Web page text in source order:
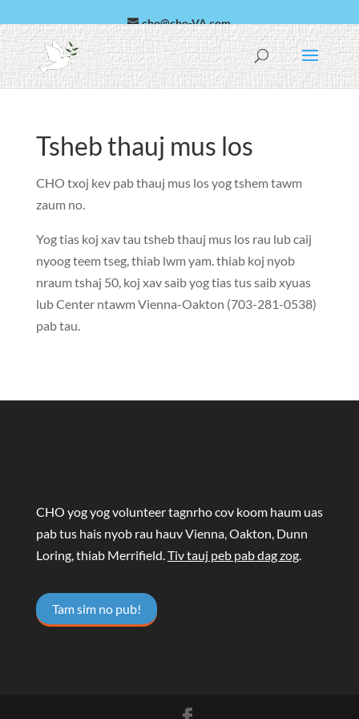
cho@cho-VA.com
العربية
Español
Tsheb thauj mus los
CHO txoj kev pab thauj mus los yog tshem tawm
zaum no.
Yog tias koj xav tau tsheb thauj mus los rau lub caij
nyoog teem tseg, thiab lwm yam. thiab koj nyob
nraum tshaj 50, koj xav saib yog tias tus saib xyuas
lub Center ntawm Vienna-Oakton (703-281-0538)
pab tau.
CHO yog yog volunteer tagnrho cov koom haum uas
pab tus hais nyob rau hauv Vienna, Oakton, Dunn
Loring, thiab Merrifield.Tiv tauj peb pab dag zog.
Tam sim no pub!